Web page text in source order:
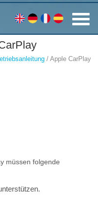
/ Apple CarPlay
müssen folgende